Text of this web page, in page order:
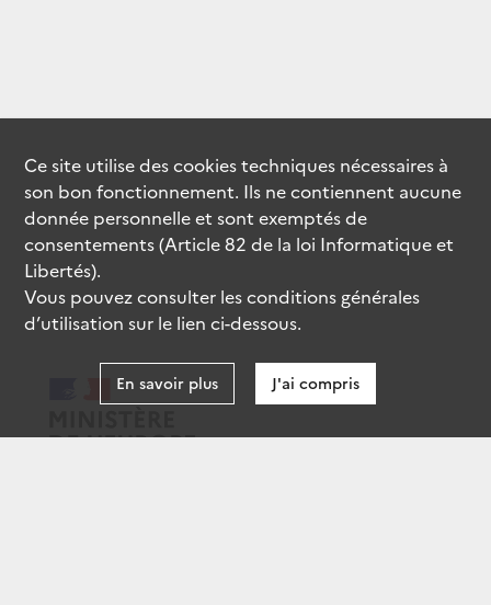
Ce site utilise descookiestechniques nécessaires à
son bon fonctionnement. Ils ne contiennent aucune
donnée personnelle et sont exemptés de
consentements (Article 82 de la loi Informatique et
Libertés).
Vous pouvez consulter les conditions générales
d’utilisation sur le lien ci-dessous.
En savoir plus J'ai compris